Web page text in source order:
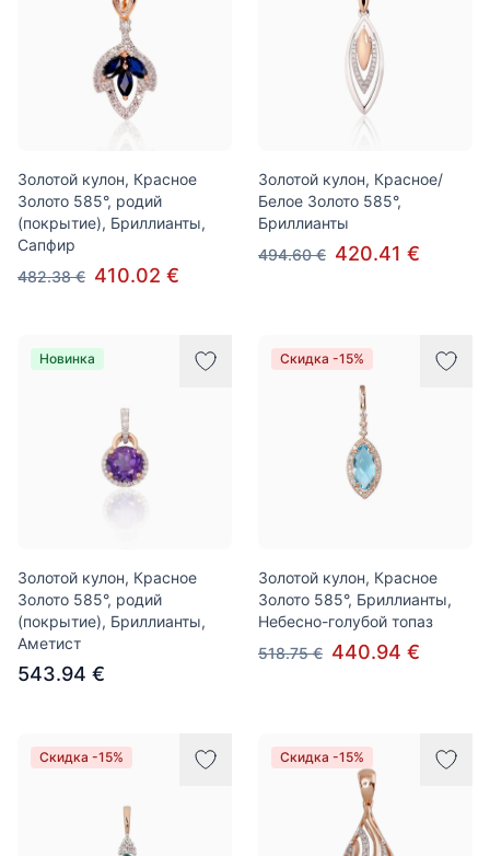
Золотой кулон, Красное
Золото 585°, родий
(покрытие), Бриллианты,
Сапфир
482.38 € 410.02 €
Золотой кулон, Красное/
Белое Золото 585°,
Бриллианты
494.60 € 420.41 €
Новинка
Золотой кулон, Красное
Золото 585°, родий
(покрытие), Бриллианты,
Аметист
543.94 €
Скидка -15%
Золотой кулон, Красное
Золото 585°, Бриллианты,
Небесно-голубой топаз
518.75 € 440.94 €
Скидка -15% Скидка -15%